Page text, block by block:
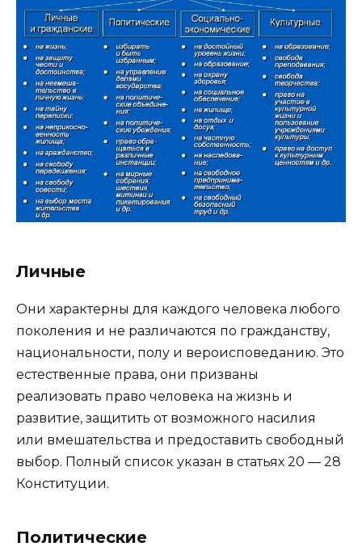
Личные
Они характерны для каждого человека любого
поколения и не различаются по гражданству,
национальности, полу и вероисповеданию. Это
естественные права, они призваны
реализовать право человека на жизнь и
развитие, защитить от возможного насилия
или вмешательства и предоставить свободный
выбор. Полный список указан в статьях 20 — 28
Конституции.
Политические